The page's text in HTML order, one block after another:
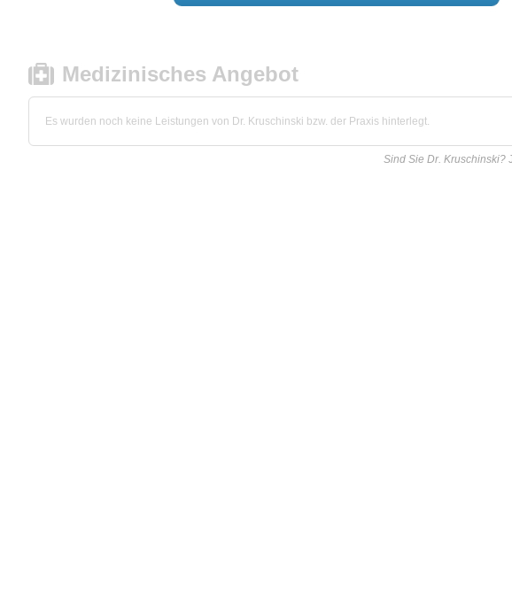
Medizinisches Angebot
Es wurden noch keine Leistungen von Dr. Kruschinski bzw. der Praxis hinterlegt.
Sind Sie Dr. Kruschinski?